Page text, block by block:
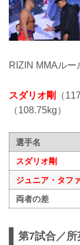
RIZIN MMAルー
スダリオ剛 （
（108.75kg）
選手名
スダリオ剛
ジュニア・タフ
両者の差
第7試合／